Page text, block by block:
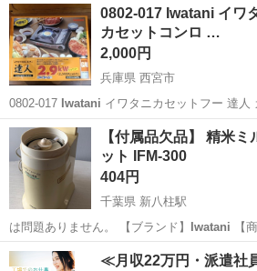
0802-017 Iwatani イワ
カセットコンロ …
2,000円
兵庫県 西宮市
0802-017 Iwatani イワタニカセットフー 達
兵庫 西宮市 調理器具 Iwatani
【付属品欠品】 精米
ット IFM-300
404円
千葉県 新八柱駅
は問題ありません。 【ブランド】
Iwatani 【
番】IF…
千葉 松戸市 新八柱駅 調理器具
≪月収22万円・派遣社